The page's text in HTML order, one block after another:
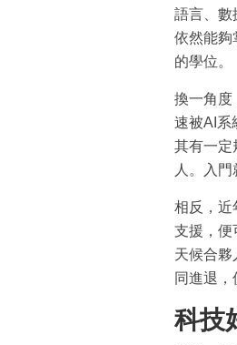
語言、數
依然能夠
的學位。
換一角度
速被AI系
其有一定
人。入
相反，近
支援，便
天候合夥
同進退，
科技